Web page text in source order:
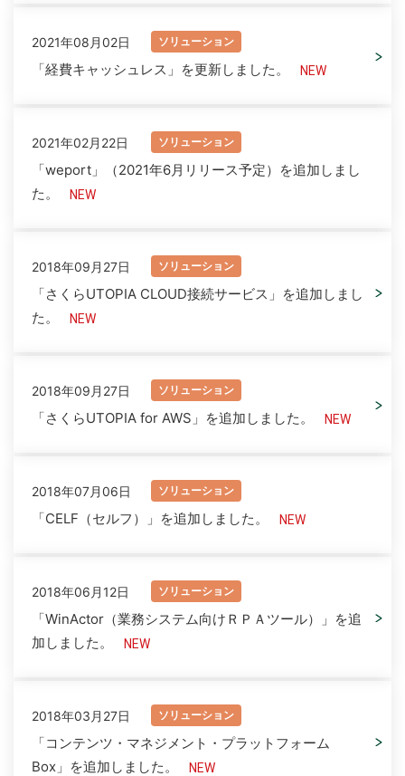
2021年08月02日 ソリューション
「経費キャッシュレス」を更新しました。
2021年02月22日 ソリューション
「weport」（2021年6月リリース予定）を追加しまし
た。
2018年09月27日 ソリューション
「さくらUTOPIA CLOUD接続サービス」を追加しまし
た。
2018年09月27日 ソリューション
「さくらUTOPIA for AWS」を追加しました。
2018年07月06日 ソリューション
「CELF（セルフ）」を追加しました。
2018年06月12日 ソリューション
「WinActor（業務システム向けＲＰＡツール）」を追
加しました。
2018年03月27日 ソリューション
「コンテンツ・マネジメント・プラットフォーム
Box」を追加しました。